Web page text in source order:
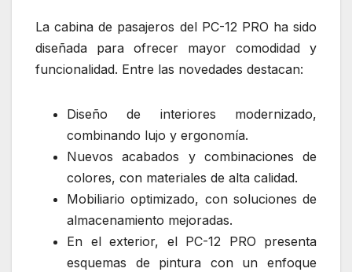
La cabina de pasajeros del PC-12 PRO ha sido
diseñada para ofrecer mayor comodidad y
funcionalidad. Entre las novedades destacan:
Diseño de interiores modernizado,
combinando lujo y ergonomía.
Nuevos acabados y combinaciones de
colores, con materiales de alta calidad.
Mobiliario optimizado, con soluciones de
almacenamiento mejoradas.
En el exterior, el PC-12 PRO presenta
esquemas de pintura con un enfoque